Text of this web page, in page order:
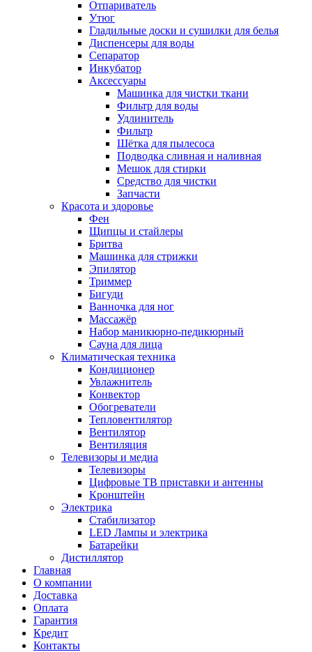
Отпариватель
Утюг
Гладильные доски и сушилки для белья
Диспенсеры для воды
Сепаратор
Инкубатор
Аксессуары
Машинка для чистки ткани
Фильтр для воды
Удлинитель
Фильтр
Шётка для пылесоса
Подводка сливная и наливная
Мешок для стирки
Средство для чистки
Запчасти
Красота и здоровье
Фен
Щипцы и стайлеры
Бритва
Машинка для стрижки
Эпилятор
Триммер
Бигуди
Ванночка для ног
Массажёр
Набор маникюрно-педикюрный
Сауна для лица
Климатическая техника
Кондиционер
Увлажнитель
Конвектор
Обогреватели
Тепловентилятор
Вентилятор
Вентиляция
Телевизоры и медиа
Телевизоры
Цифровые ТВ приставки и антенны
Кронштейн
Электрика
Стабилизатор
LED Лампы и электрика
Батарейки
Дистиллятор
Главная
О компании
Доставка
Оплата
Гарантия
Кредит
Контакты